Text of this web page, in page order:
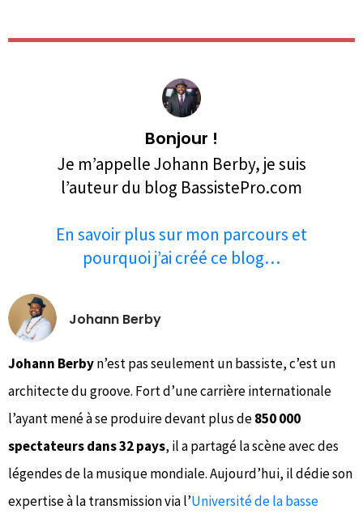
Bonjour !
Je m’appelle Johann Berby, je suis
l’auteur du blog BassistePro.com
En savoir plus sur mon parcours et
pourquoi j’ai créé ce blog…
Johann Berby
Johann Berbyn’est pas seulement un bassiste, c’est un
architecte du groove. Fort d’une carrière internationale
l’ayant mené à se produire devant plus de850 000
spectateurs dans 32 pays, il a partagé la scène avec des
légendes de la musique mondiale. Aujourd’hui, il dédie son
expertise à la transmission via l’Université de la basse